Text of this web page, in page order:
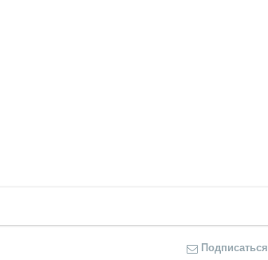
Подписаться